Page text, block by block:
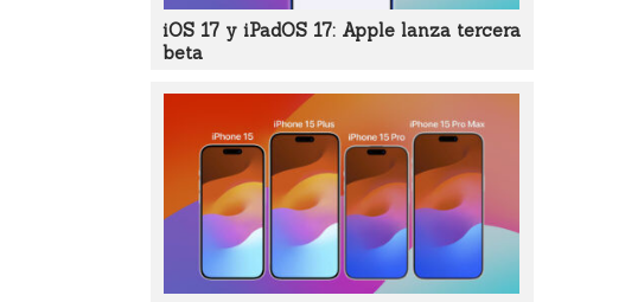
iOS 17 y iPadOS 17: Apple lanza tercera
beta